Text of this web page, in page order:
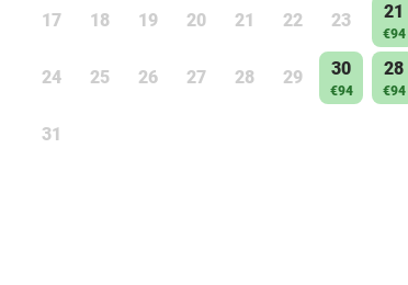
17 18 19 20 21 22 23
24 25 26 27 28 29 30
€94
31
21
€94
28
€94